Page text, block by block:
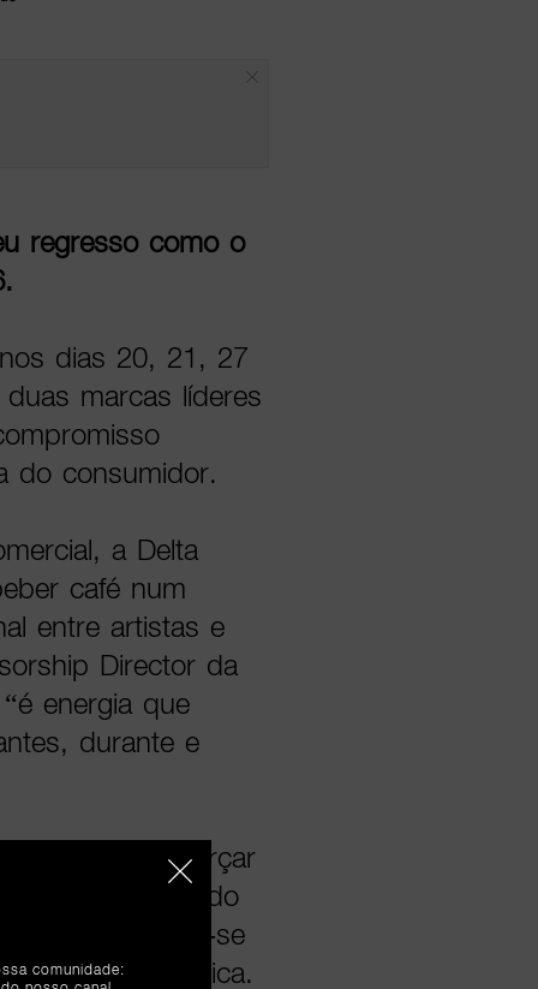
regresso como o
dias 20, 21, 27
marcas líderes
do consumidor.
a Delta
café num
entre artistas e
Director da
energia que
durante e
para reforçar
atravessando
Lisboa reúnem-se
pela música.
comunidade: